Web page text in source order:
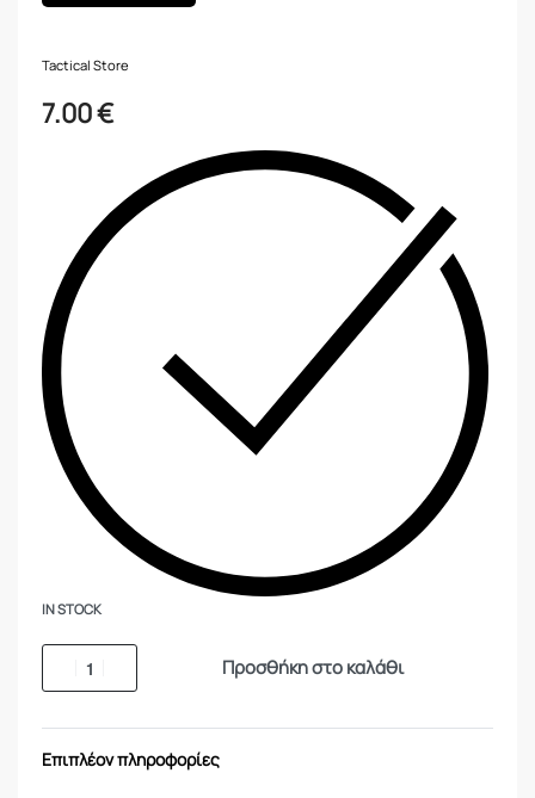
Tactical Store
7.00€
IN STOCK
Προσθήκη στο καλάθι
Επιπλέον πληροφορίες